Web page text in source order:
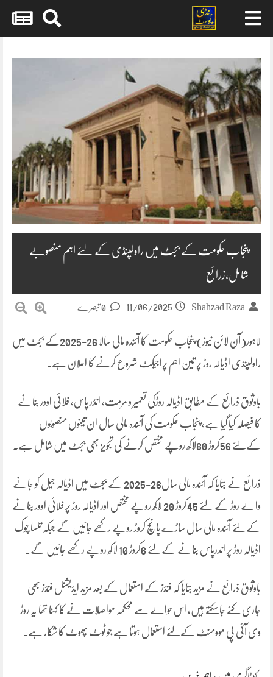
content
پنجاب حکومت کے بجٹ میں راولپنڈی کے لئے اہم منصوبے
شامل،زرائع
Shahzad Raza
11/06/2025
لاہور(آن لائن نیوز) پنجاب حکومت کا آئندہ مالی سالا 26-2025کے بجٹ میں
راولپنڈی اڈیالہ روڑ پر تین اہم پراجیکٹ شروع کرنے کا اعلان ہے۔
باوثوق ذرائع کے مطابق اڈیالہ روڑکی تعمیر و مرمت، انڈر پاس، فلائی اوور بنانے
کا فیصلہ کیا گیا ہے، پنجاب حکومت کی آئندہ مالی سال ان تینوں منصوبوں
کےلئے 56کروڑ 80لاکھ روپے مختص کرنے کی تجویز بھی بجٹ میں شامل ہے۔
ذرائع نے بتایا کہ آئندہ مالی سال26-2025 کے بجٹ میں اڈیالہ جیل کو جانے
والے روڑ کے لئے 45کروڑ 20 لاکھ روپے مختص اور اڈیالہ روڑ پر فلائی اوور بنانے
کےلئے آئندہ مالی سال ساڑے پانچ کروڑ روپے رکھے جائیں گے جبکہ تلسا چوک
اڈیالہ روڑ پر اندرپاس بنانے کےلئے 6کروڑ 10 لاکھ روپے رکھے جائیں گے۔
باوثوق ذرائع نے مزید بتایا کہ فنڈز کے استعمال کے بعد مزید ایڈیشنل فنڈز بھی
جاری کئے جاسکتے ہیں، اس حوالے سے محکمہ مواصلات نے کا کہنا تھا یہ روڑ
وی آئی پی موومنٹ کےلئے استعمال ہوتا ہے جو ٹوٹ پھوٹ کا شکار ہے۔